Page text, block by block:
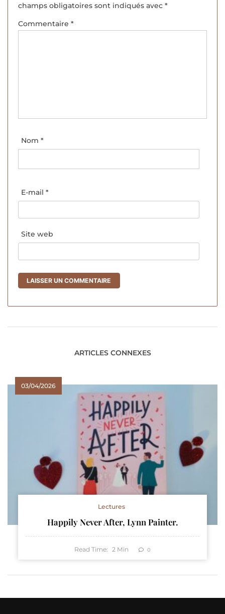
champs obligatoires sont indiqués avec *
Commentaire *
Nom *
E-mail *
Site web
ARTICLES CONNEXES
03/04/2026
Lectures
Happily Never After, Lynn Painter.
Read Time: 2 Min 0